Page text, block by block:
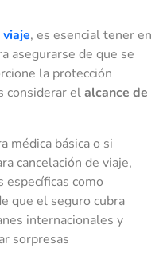
, es esencial tener en
asegurarse de que se
la protección
considerar elalcance de
médica básica o si
cancelación de viaje,
específicas como
que el seguro cubra
internacionales y
sorpresas